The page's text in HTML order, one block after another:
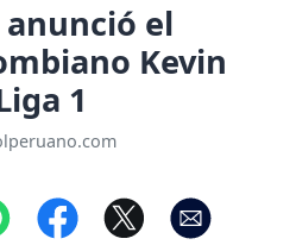
anunció el
Kevin
1